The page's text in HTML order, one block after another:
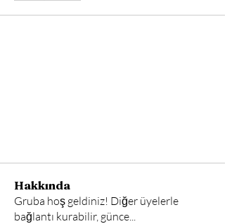
Hakkında
Gruba hoş geldiniz! Diğer üyelerle
bağlantı kurabilir, günce...